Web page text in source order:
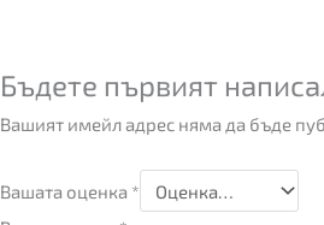
Бъдете първият
Вашият имейл адрес няма да бъде
Вашата оценка *